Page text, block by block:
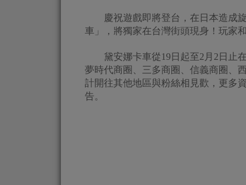
慶祝遊戲即將登台，在日本造成旋
車」，將獨家在台灣街頭現身！玩家
黛安娜卡車從19日起至2月2日止在
夢時代商圈、三多商圈、信義商圈、
計開往其他地區與粉絲相見歡，更多資
告。